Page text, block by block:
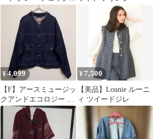
ベルト付き ウール混フ
リンジ
¥4,099
【F】アースミュージッ
クアンドエコロジー ノ
ーカラー フリンジ デニ
ムジャケット
¥ 7,500
【美品】Lounie ルーニ
ィ ツイードジレ